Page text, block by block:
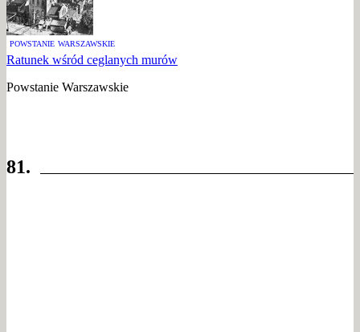
POWSTANIE WARSZAWSKIE
Ratunek wśród ceglanych murów
Powstanie Warszawskie
81.